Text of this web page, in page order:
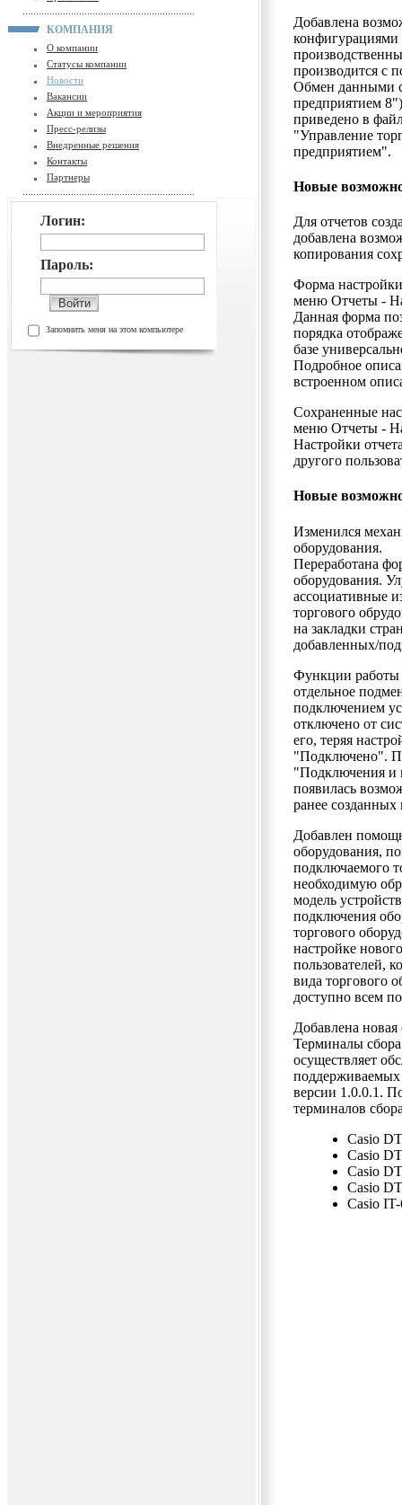
КОМПАНИЯ
О компании
Статусы компании
Новости
Вакансии
Акции и мероприятия
Пресс-релизы
Внедренные решения
Контакты
Партнеры
Логин:
Пароль:
Запомнить меня на этом компьютере
Добавлена
производится с
Обмен данными
предприятием
приведено в
"Управление
предприятием".
Новые
Для отчетов
добавлена
копирования
Форма
меню Отчеты -
Данная форма
порядка
базе
Подробное
встроенном
Сохраненные
меню Отчеты -
Настройки
другого
Новые
Изменился
оборудования.
Переработана
оборудования.
ассоциативные
торгового
на закладки
добавленных/
Функции работы
отдельное
подключением
отключено от
его, теряя
"Подключено".
"Подключения и
появилась
ранее созданных
Добавлен
оборудования,
подключаемого
необходимую
модель
подключения
торгового
настройке
пользователей,
вида торгового
доступно всем
Добавлена
Терминалы
осуществляет
версии 1.0.0.1.
терминалов
Casio
Casio
Casio
Casio
Casio